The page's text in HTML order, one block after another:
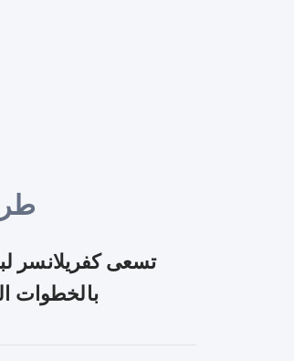
7
تسعى كفريلانسر
بالخطوات